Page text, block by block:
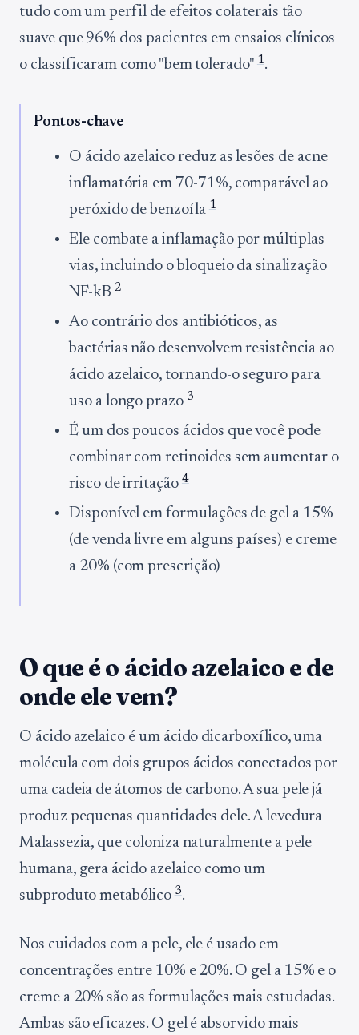
tudo com um perfil de efeitos colaterais tão
suave que 96% dos pacientes em ensaios clínicos
o classificaram como "bem tolerado" 1.
Pontos-chave
O ácido azelaico reduz as lesões de acne
inflamatória em 70-71%, comparável ao
peróxido de benzoíla 1
Ele combate a inflamação por múltiplas
vias, incluindo o bloqueio da sinalização
NF-kB 2
Ao contrário dos antibióticos, as
bactérias não desenvolvem resistência ao
ácido azelaico, tornando-o seguro para
uso a longo prazo 3
É um dos poucos ácidos que você pode
combinar com retinoides sem aumentar o
risco de irritação 4
Disponível em formulações de gel a 15%
(de venda livre em alguns países) e creme
a 20% (com prescrição)
O que é o ácido azelaico e de
onde ele vem?
O ácido azelaico é um ácido dicarboxílico, uma
molécula com dois grupos ácidos conectados por
uma cadeia de átomos de carbono. A sua pele já
produz pequenas quantidades dele. A levedura
Malassezia, que coloniza naturalmente a pele
humana, gera ácido azelaico como um
subproduto metabólico 3.
Nos cuidados com a pele, ele é usado em
concentrações entre 10% e 20%. O gel a 15% e o
creme a 20% são as formulações mais estudadas.
Ambas são eficazes. O gel é absorvido mais